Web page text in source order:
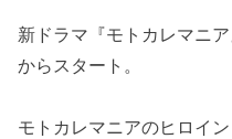
新ドラマ『モトカレマニ
からスタート。
モトカレマニアのヒロイ